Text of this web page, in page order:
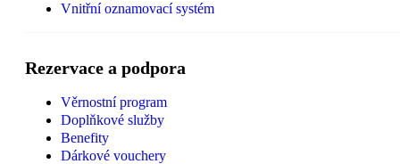
Vnitřní oznamovací systém
Rezervace a podpora
Věrnostní program
Doplňkové služby
Benefity
Dárkové vouchery